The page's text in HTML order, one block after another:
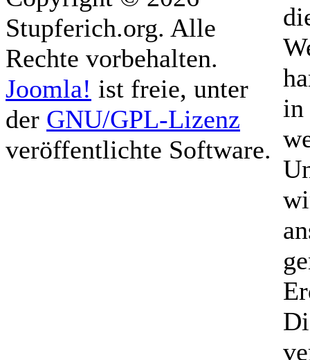
Stupferich.org. Alle
Rechte vorbehalten.
Joomla! ist freie, unter
der GNU/GPL-Lizenz
veröffentlichte Software.
in